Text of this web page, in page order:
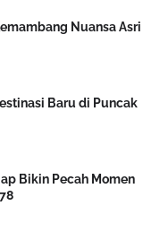
Nuansa Asri
Baru di Puncak
Bikin Pecah Momen